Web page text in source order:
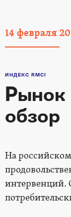
14 февраля
ИНДЕКС RMCI
Рынок
обзор
На
интервенций.